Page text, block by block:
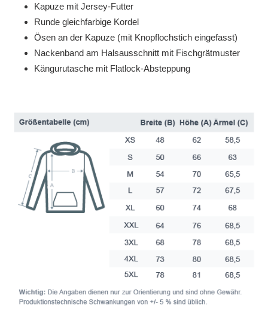
Kapuze mit Jersey-Futter
Runde gleichfarbige Kordel
Ösen an der Kapuze (mit Knopflochstich eingefasst)
Nackenband am Halsausschnitt mit Fischgrätmuster
Kängurutasche mit Flatlock-Absteppung